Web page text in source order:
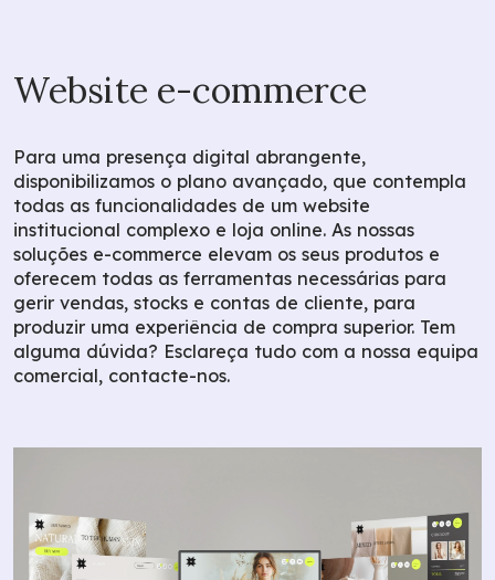
Website e-commerce
Para uma presença digital abrangente,
disponibilizamos o plano avançado, que contempla
todas as funcionalidades de um website
institucional complexo e loja online. As nossas
soluções e-commerce elevam os seus produtos e
oferecem todas as ferramentas necessárias para
gerir vendas, stocks e contas de cliente, para
produzir uma experiência de compra superior. Tem
alguma dúvida? Esclareça tudo com a nossa equipa
comercial, contacte-nos.